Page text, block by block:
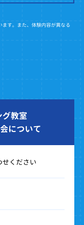
す。また、体験内容が異なる
教室
について
ください